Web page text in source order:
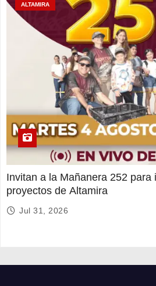
ALTAMIRA
Invitan a la Mañanera 252 para
proyectos de Altamira
Jul 31, 2026